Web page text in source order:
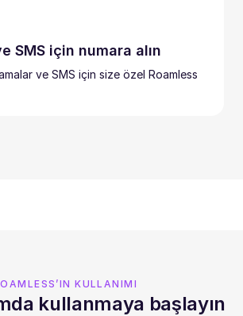
SMS için numara alın
ve SMS için size özel Roamless
KULLANIMI
kullanmaya başlayın